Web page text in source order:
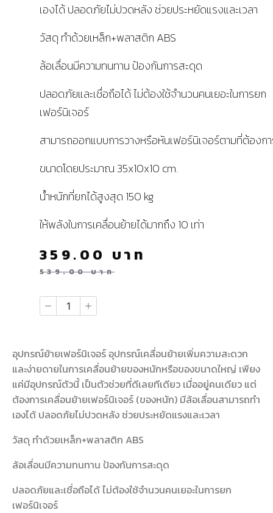
เองได้ ปลอดภัยไม่ปวดหลัง ช่วยประหยัดแรงและเวลา
วัสดุ ทำด้วยเหล็ก+พลาสติก ABS
ล้อเลื่อนมีความทนทาน ป้องกันการสะดุด
ปลอดภัยและเชื่อถือได้ ไม่ต้องใช้จำนวนคนเยอะในการยก
เฟอร์นิเจอร์
สามารถออกแบบการวางหรือหันเฟอร์นิเจอร์ตามที่ต้องก
ขนาดโดยประมาณ 35x10x10 cm.
น้ำหนักที่ยกได้สูงสุด 150 kg
ให้พลังในการเคลื่อนย้ายได้มากถึง 10 เท่า
539.00บาท
359.00 บาท
อุปกรณ์ย้ายเฟอร์นิเจอร์ อุปกรณ์เคลื่อนย้ายเพิ่มความสะดวก
และง่ายดายในการเคลื่อนย้ายของหนักหรือของขนาดใหญ่ เพียง
แค่มีอุปกรณ์ตัวนี้ เป็นตัวช่วยที่ดีเลยทีเดียว เมื่ออยู่คนเดียว แต่
ต้องการเคลื่อนย้ายเฟอร์นิเจอร์ (ของหนัก) มีล้อเลื่อนสามารถทำ
เองได้ ปลอดภัยไม่ปวดหลัง ช่วยประหยัดแรงและเวลา
วัสดุ ทำด้วยเหล็ก+พลาสติก ABS
ล้อเลื่อนมีความทนทาน ป้องกันการสะดุด
ปลอดภัยและเชื่อถือได้ ไม่ต้องใช้จำนวนคนเยอะในการยก
เฟอร์นิเจอร์